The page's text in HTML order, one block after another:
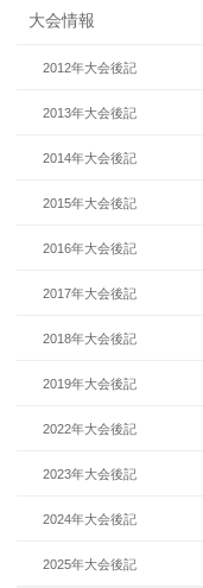
大会情報
2012年大会後記
2013年大会後記
2014年大会後記
2015年大会後記
2016年大会後記
2017年大会後記
2018年大会後記
2019年大会後記
2022年大会後記
2023年大会後記
2024年大会後記
2025年大会後記